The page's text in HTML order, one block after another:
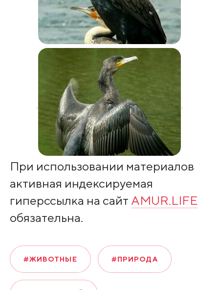
При использовании материалов
активная индексируемая
гиперссылка на сайт AMUR.LIFE
обязательна.
#ЖИВОТНЫЕ #ПРИРОДА